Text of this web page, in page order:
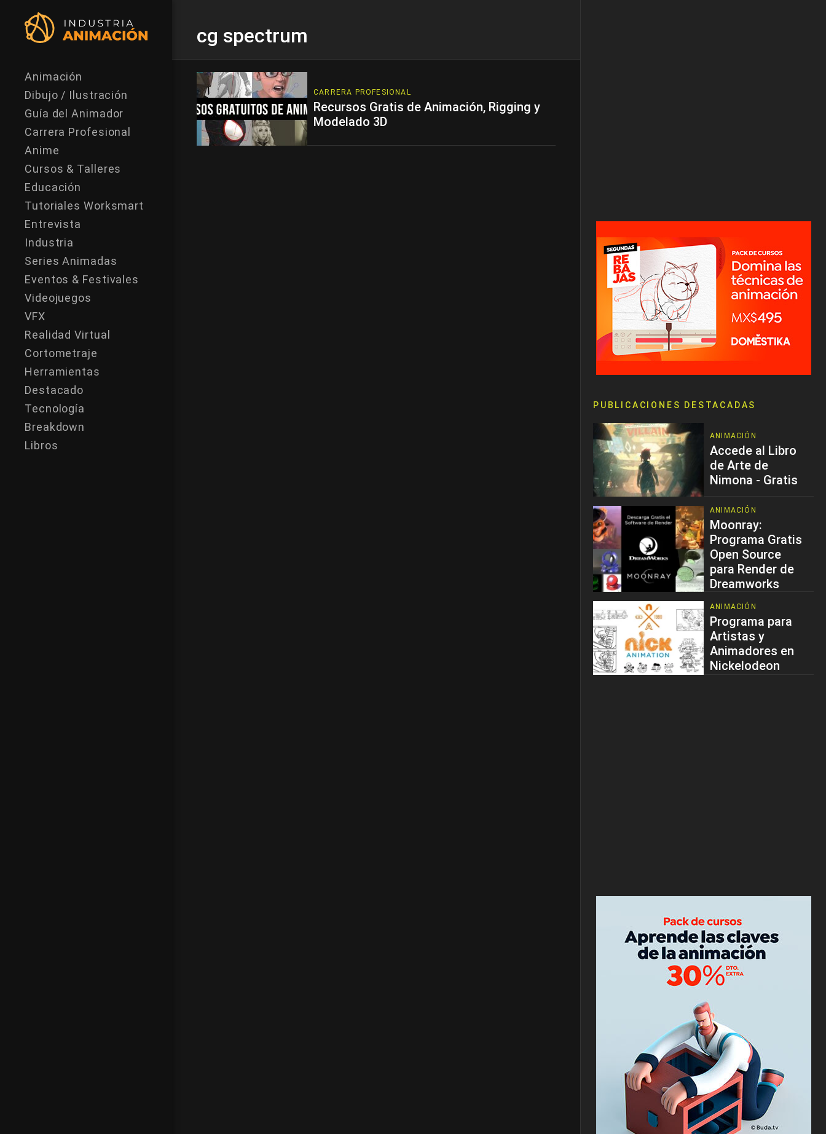
Animación
Dibujo / Ilustración
Guía del Animador
Carrera Profesional
Anime
Cursos & Talleres
Educación
Tutoriales Worksmart
Entrevista
Industria
Series Animadas
Eventos & Festivales
Videojuegos
VFX
Realidad Virtual
Cortometraje
Herramientas
Destacado
Tecnología
Breakdown
Libros
cg spectrum
CARRERA PROFESIONAL
Recursos Gratis de Animación, Rigging y
Modelado 3D
PUBLICACIONES DESTACADAS
ANIMACIÓN
Accede al Libro
de Arte de
Nimona - Gratis
ANIMACIÓN
Moonray:
Programa Gratis
Open Source
para Render de
Dreamworks
ANIMACIÓN
Programa para
Artistas y
Animadores en
Nickelodeon